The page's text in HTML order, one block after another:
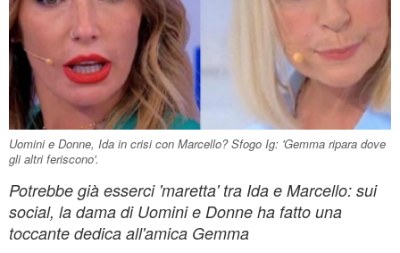
Uomini e Donne, Ida in crisi con Marcello? Sfogo Ig: 'Gemma ripara dove
gli altri feriscono'.
Potrebbe già esserci 'maretta' tra Ida e Marcello: sui
social, la dama di Uomini e Donne ha fatto una
toccante dedica all'amica Gemma